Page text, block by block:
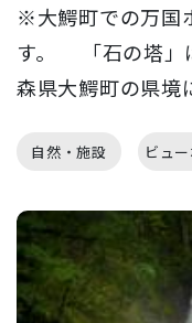
※大鰐町での万国
す。 「石の塔」
森県大鰐町の県境
自然・施設 ビュ